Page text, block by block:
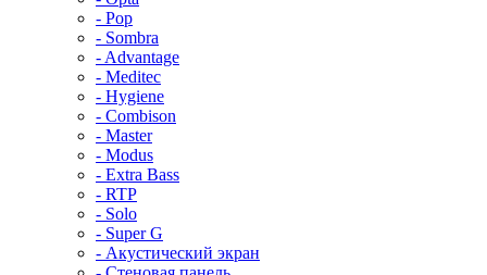
- Pop
- Sombra
- Advantage
- Meditec
- Hygiene
- Combison
- Master
- Modus
- Extra Bass
- RTP
- Solo
- Super G
- Акустический экран